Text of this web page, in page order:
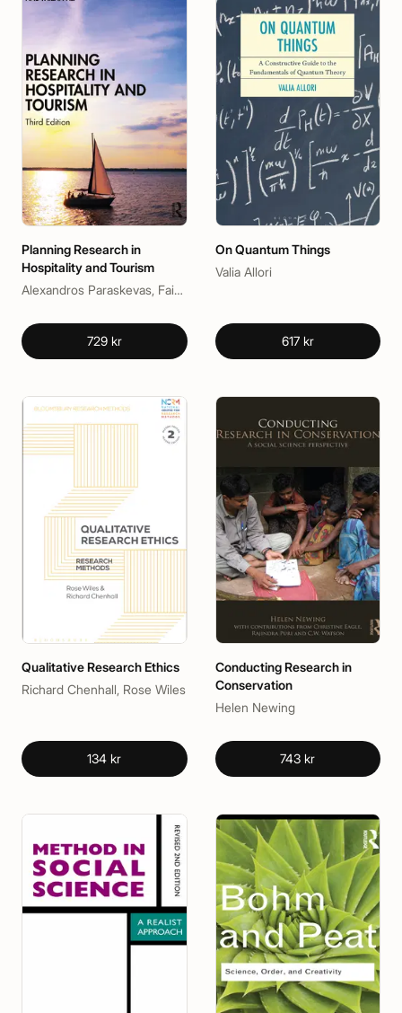
Planning Research in
Hospitality and Tourism
Alexandros Paraskevas, Faizan Ali, Levent Altinay
729 kr
On Quantum Things
Valia Allori
617 kr
Qualitative Research Ethics
Richard Chenhall, Rose Wiles
134 kr
Conducting Research in
Conservation
Helen Newing
743 kr